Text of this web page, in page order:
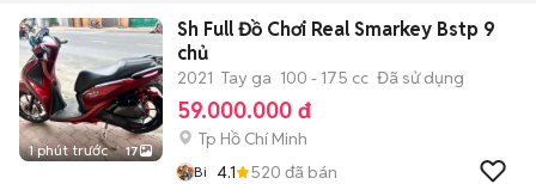
1 phút trước 17
Sh Full Đồ Chơi Real Smarkey Bstp 9
chủ
2021 Tay ga 100 - 175 cc Đã sử dụng
59.000.000 đ
Tp Hồ Chí Minh
Bi 4.1 520 đã bán